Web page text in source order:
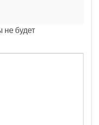
не будет